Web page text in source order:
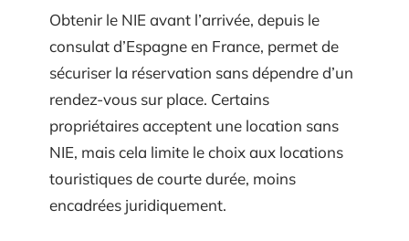
Obtenir le NIE avant l’arrivée, depuis le
consulat d’Espagne en France, permet de
sécuriser la réservation sans dépendre d’un
rendez-vous sur place. Certains
propriétaires acceptent une location sans
NIE, mais cela limite le choix aux locations
touristiques de courte durée, moins
encadrées juridiquement.